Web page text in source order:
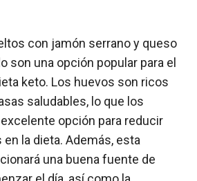
con jamón serrano y queso
son una opción popular para el
keto. Los huevos son ricos
saludables, lo que los
opción para reducir
la dieta. Además, esta
una buena fuente de